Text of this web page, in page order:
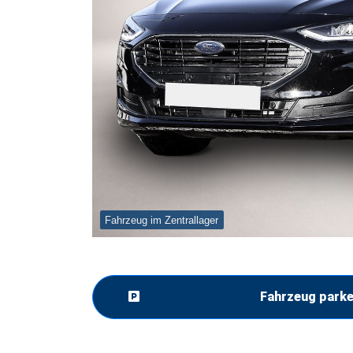
Fahrzeug im Zentrallager
Fahrzeug